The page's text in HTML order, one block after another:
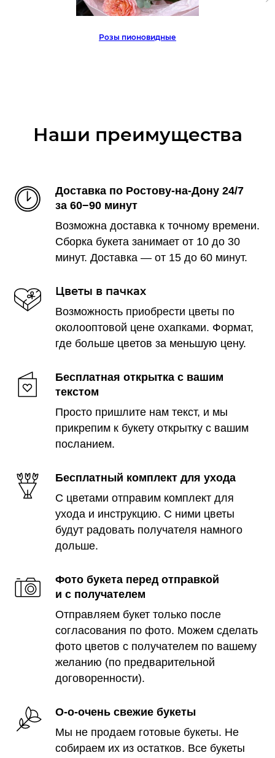
Розы пионовидные
Наши преимущества
Доставка по Ростову-на-Дону 24/7
за 60−90 минут
Возможна доставка к точному времени.
Сборка букета занимает от 10 до 30
минут. Доставка — от 15 до 60 минут.
Цветы в пачках
Возможность приобрести цветы по
околооптовой цене охапками. Формат,
где больше цветов за меньшую цену.
Бесплатная открытка с вашим
текстом
Просто пришлите нам текст, и мы
прикрепим к букету открытку с вашим
посланием.
Бесплатный комплект для ухода
С цветами отправим комплект для
ухода и инструкцию. С ними цветы
будут радовать получателя намного
дольше.
Фото букета перед отправкой
и с получателем
Отправляем букет только после
согласования по фото. Можем сделать
фото цветов с получателем по вашему
желанию (по предварительной
договоренности).
О-о-очень свежие букеты
Мы не продаем готовые букеты. Не
собираем их из остатков. Все букеты